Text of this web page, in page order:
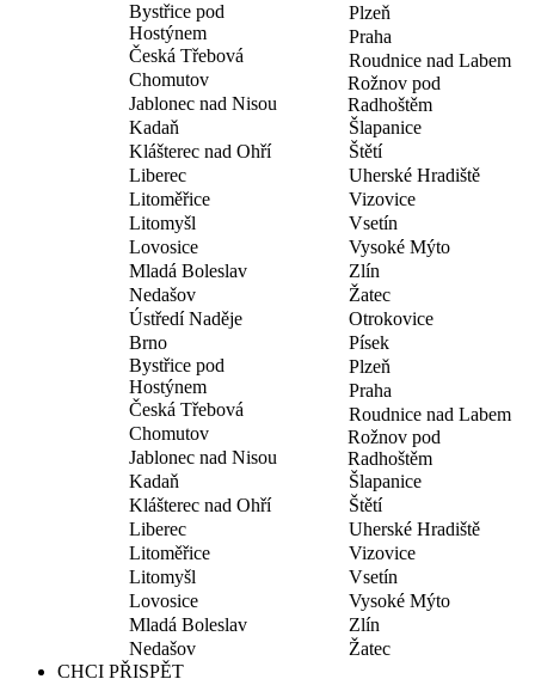
Bystřice pod
Hostýnem
Česká Třebová
Chomutov
Jablonec nad Nisou
Kadaň
Klášterec nad Ohří
Liberec
Litoměřice
Litomyšl
Lovosice
Mladá Boleslav
Nedašov
Plzeň
Praha
Roudnice nad Labem
Rožnov pod
Radhoštěm
Šlapanice
Štětí
Uherské Hradiště
Vizovice
Vsetín
Vysoké Mýto
Zlín
Žatec
Ústředí Naděje
Brno
Bystřice pod
Hostýnem
Česká Třebová
Chomutov
Jablonec nad Nisou
Kadaň
Klášterec nad Ohří
Liberec
Litoměřice
Litomyšl
Lovosice
Mladá Boleslav
Nedašov
Otrokovice
Písek
Plzeň
Praha
Roudnice nad Labem
Rožnov pod
Radhoštěm
Šlapanice
Štětí
Uherské Hradiště
Vizovice
Vsetín
Vysoké Mýto
Zlín
Žatec
CHCI PŘISPĚT